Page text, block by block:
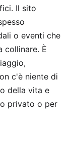
Il sito
o eventi che
collinare. È
c'è niente di
della vita e
privato o per